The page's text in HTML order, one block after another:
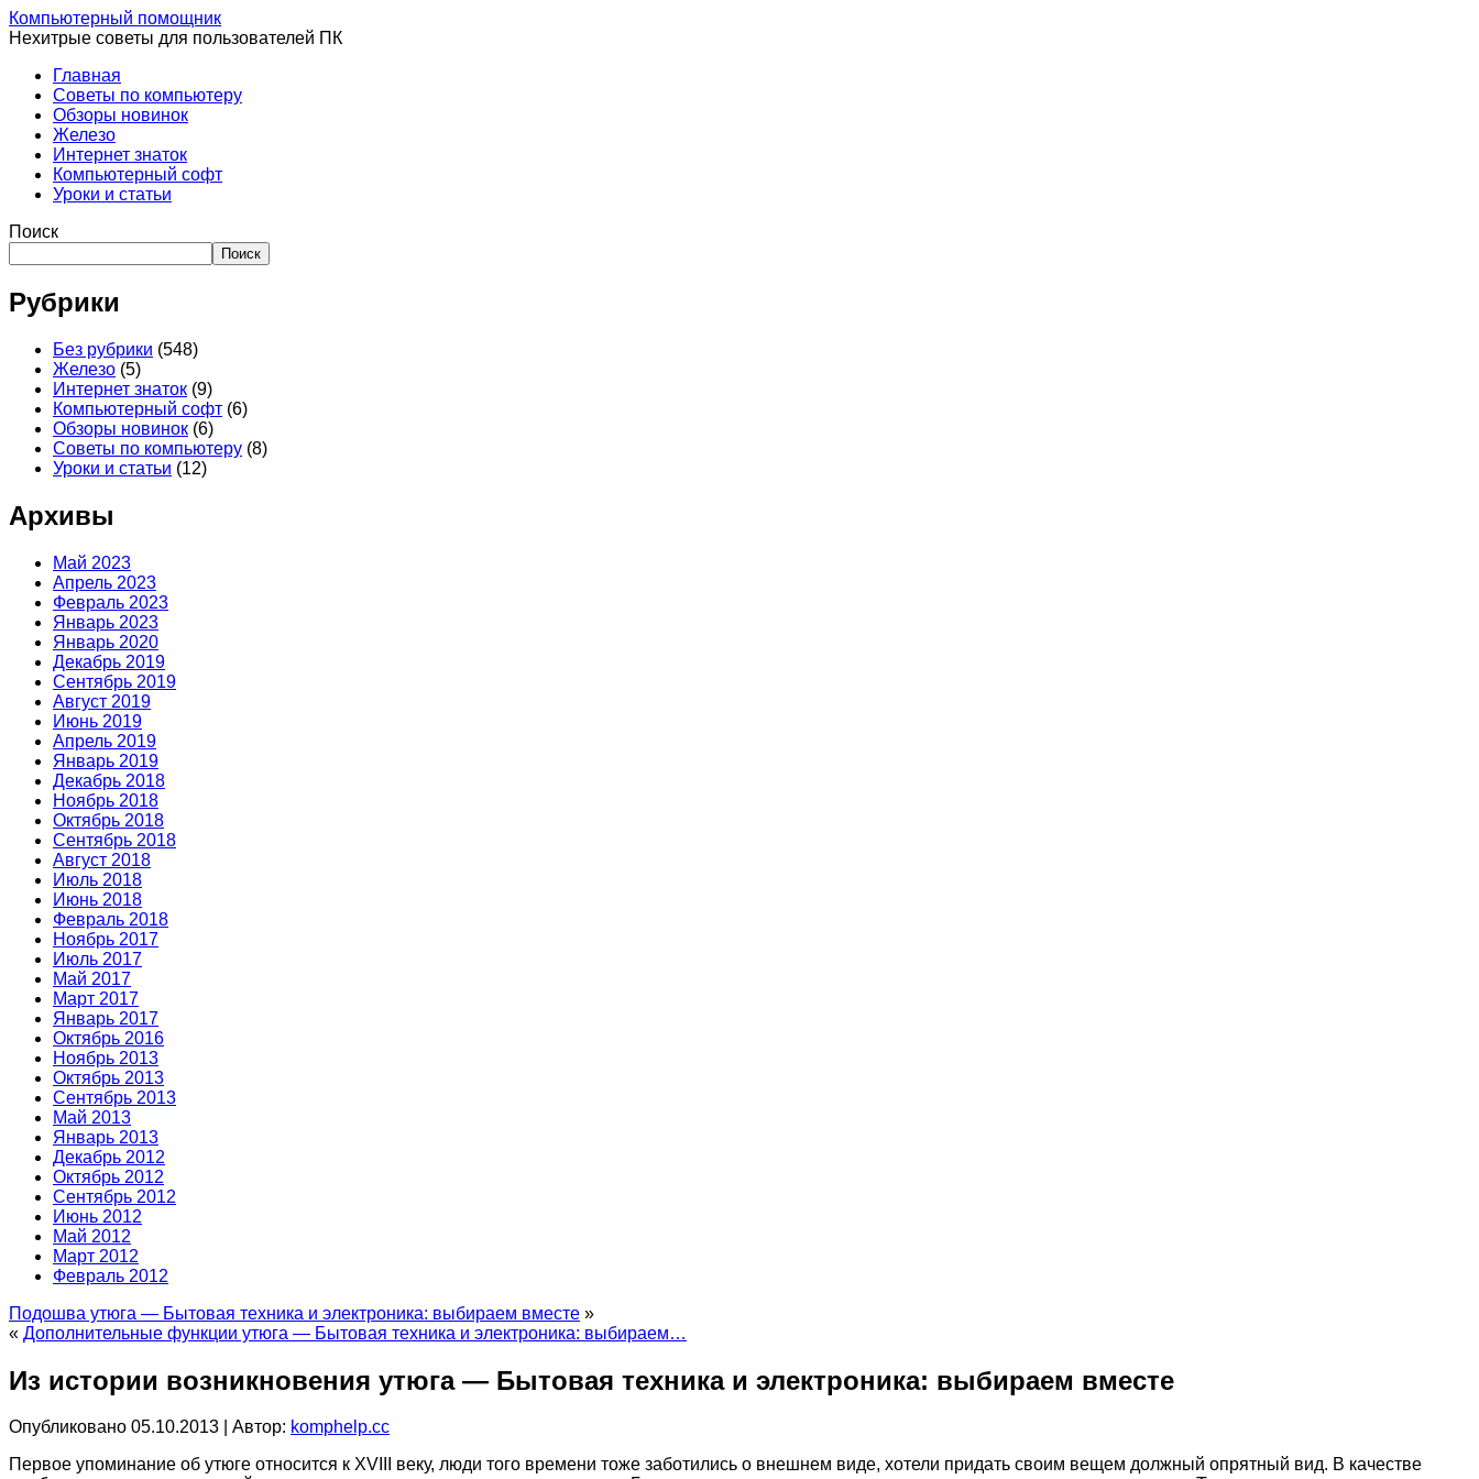
Компьютерный помощник
Нехитрые советы для пользователей ПК
Главная
Советы по компьютеру
Обзоры новинок
Железо
Интернет знаток
Компьютерный софт
Уроки и статьи
Поиск
Поиск
Рубрики
Без рубрики (548)
Железо (5)
Интернет знаток (9)
Компьютерный софт (6)
Обзоры новинок (6)
Советы по компьютеру (8)
Уроки и статьи (12)
Архивы
Май 2023
Апрель 2023
Февраль 2023
Январь 2023
Январь 2020
Декабрь 2019
Сентябрь 2019
Август 2019
Июнь 2019
Апрель 2019
Январь 2019
Декабрь 2018
Ноябрь 2018
Октябрь 2018
Сентябрь 2018
Август 2018
Июль 2018
Июнь 2018
Февраль 2018
Ноябрь 2017
Июль 2017
Май 2017
Март 2017
Январь 2017
Октябрь 2016
Ноябрь 2013
Октябрь 2013
Сентябрь 2013
Май 2013
Январь 2013
Декабрь 2012
Октябрь 2012
Сентябрь 2012
Июнь 2012
Май 2012
Март 2012
Февраль 2012
Подошва утюга — Бытовая техника и электроника: выбираем вместе »
« Дополнительные функции утюга — Бытовая техника и электроника: выбираем…
Из истории возникновения утюга — Бытовая техника и электроника: выбираем вместе
Опубликовано 05.10.2013 Автор: komphelp.cc
Первое упоминание об утюге относится к XVIII веку, люди того времени тоже заботились о внешнем виде, хотели придать своим вещем должный опрятный вид. В качестве